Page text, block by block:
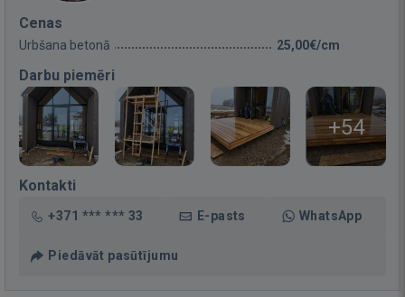
Cenas
Urbšana betonā 25,00€/cm
Darbu piemēri
+54
Kontakti
+371 *** *** 33 E-pasts WhatsApp
Piedāvāt pasūtījumu